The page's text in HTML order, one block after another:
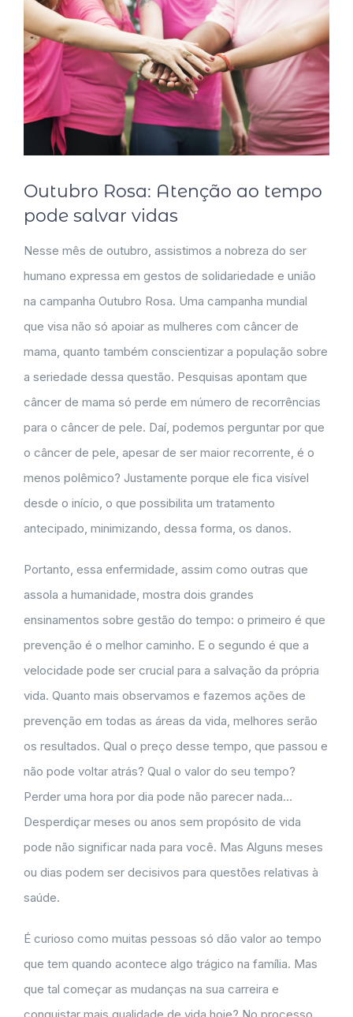
Outubro Rosa: Atenção ao tempo
pode salvar vidas
Nesse mês de outubro, assistimos a nobreza do ser
humano expressa em gestos de solidariedade e união
na campanha Outubro Rosa. Uma campanha mundial
que visa não só apoiar as mulheres com câncer de
mama, quanto também conscientizar a população sobre
a seriedade dessa questão. Pesquisas apontam que
câncer de mama só perde em número de recorrências
para o câncer de pele. Daí, podemos perguntar por que
o câncer de pele, apesar de ser maior recorrente, é o
menos polêmico? Justamente porque ele fica visível
desde o início, o que possibilita um tratamento
antecipado, minimizando, dessa forma, os danos.
Portanto, essa enfermidade, assim como outras que
assola a humanidade, mostra dois grandes
ensinamentos sobre gestão do tempo: o primeiro é que
prevenção é o melhor caminho. E o segundo é que a
velocidade pode ser crucial para a salvação da própria
vida. Quanto mais observamos e fazemos ações de
prevenção em todas as áreas da vida, melhores serão
os resultados. Qual o preço desse tempo, que passou e
não pode voltar atrás? Qual o valor do seu tempo?
Perder uma hora por dia pode não parecer nada…
Desperdiçar meses ou anos sem propósito de vida
pode não significar nada para você. Mas Alguns meses
ou dias podem ser decisivos para questões relativas à
saúde.
É curioso como muitas pessoas só dão valor ao tempo
que tem quando acontece algo trágico na família. Mas
que tal começar as mudanças na sua carreira e